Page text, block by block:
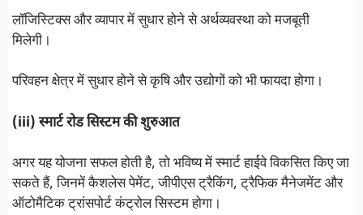
लॉजिस्टिक्स और व्यापार में सुधार होने से अर्थव्यवस्था को मजबूती
मिलेगी।
परिवहन क्षेत्र में सुधार होने से कृषि और उद्योगों को भी फायदा होगा।
(iii) स्मार्ट रोड सिस्टम की शुरुआत
अगर यह योजना सफल होती है, तो भविष्य में स्मार्ट हाईवे विकसित किए जा
सकते हैं, जिनमें कैशलेस पेमेंट, जीपीएस ट्रैकिंग, ट्रैफिक मैनेजमेंट और
ऑटोमैटिक ट्रांसपोर्ट कंट्रोल सिस्टम होगा।